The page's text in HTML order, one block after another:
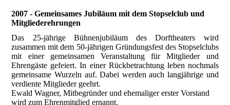
2007 - Gemeinsames Jubiläum mit dem Stopselclub und
Mitgliederehrungen
Das 25-jährige Bühnenjubiläum des Dorftheaters wird
zusammen mit dem 50-jährigen Gründungsfest des Stopselclubs
mit einer gemeinsamen Veranstaltung für Mitglieder und
Ehrengäste gefeiert. In einer Rückbetrachtung leben nochmals
gemeinsame Wurzeln auf. Dabei werden auch langjährige und
verdiente Mitglieder geehrt.
Ewald Wagner, Mitbegründer und ehemaliger erster Vorstand
wird zum Ehrenmitglied ernannt.